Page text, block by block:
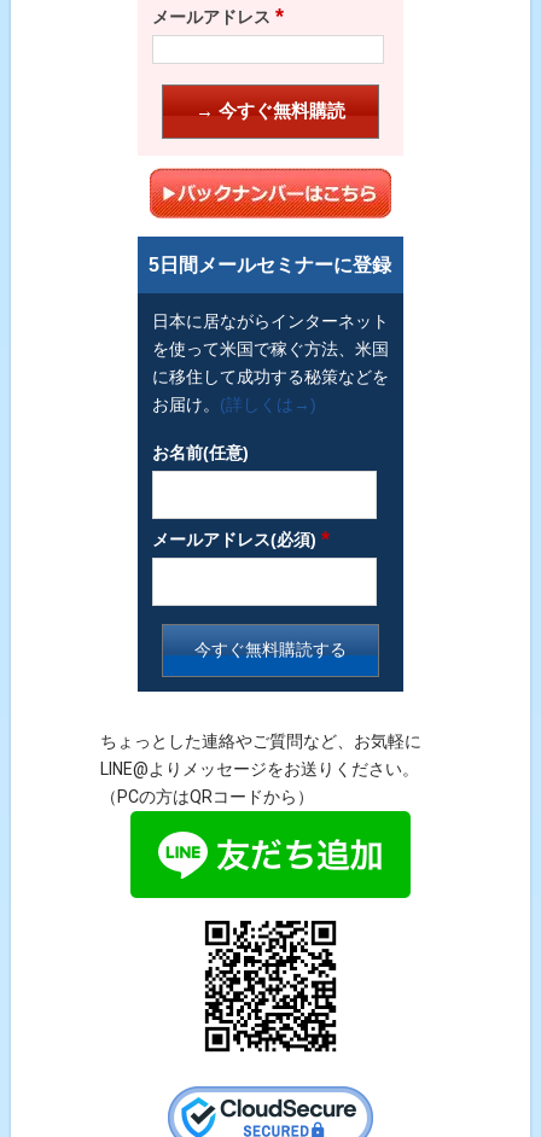
メールアドレス *
5日間メールセミナーに登録
日本に居ながらインターネット
を使って米国で稼ぐ方法、米国
に移住して成功する秘策などを
お届け。 (詳しくは→)
お名前(任意)
メールアドレス(必須) *
ちょっとした連絡やご質問など、お気軽に
LINE@よりメッセージをお送りください。
（PCの方はQRコードから）